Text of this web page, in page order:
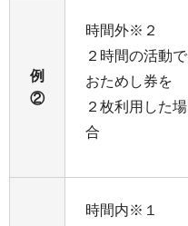
例
②
時間外※２
２時間の活動で
おためし券を
２枚利用した場
合
時間内※１